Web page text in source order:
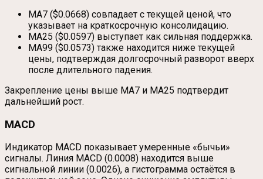
MA7 ($0.0668) совпадает с текущей ценой, что
указывает на краткосрочную консолидацию.
MA25 ($0.0597) выступает как сильная поддержка.
MA99 ($0.0573) также находится ниже текущей
цены, подтверждая долгосрочный разворот вверх
после длительного падения.
Закрепление цены выше MA7 и MA25 подтвердит
дальнейший рост.
MACD
Индикатор MACD показывает умеренные «бычьи»
сигналы. Линия MACD (0.0008) находится выше
сигнальной линии (0.0026), а гистограмма остаётся в